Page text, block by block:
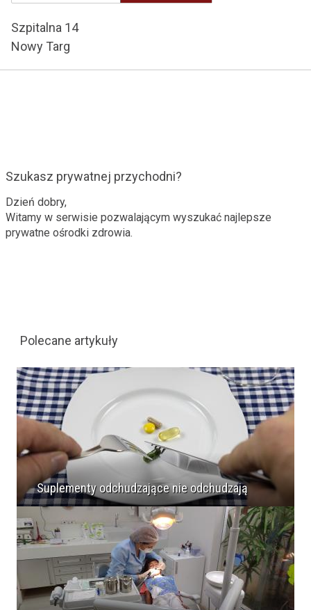
Szpitalna 14
Nowy Targ
Szukasz prywatnej przychodni?
Dzień dobry,
Witamy w serwisie pozwalającym wyszukać najlepsze
prywatne ośrodki zdrowia.
Polecane artykuły
Suplementy odchudzające nie odchudzają